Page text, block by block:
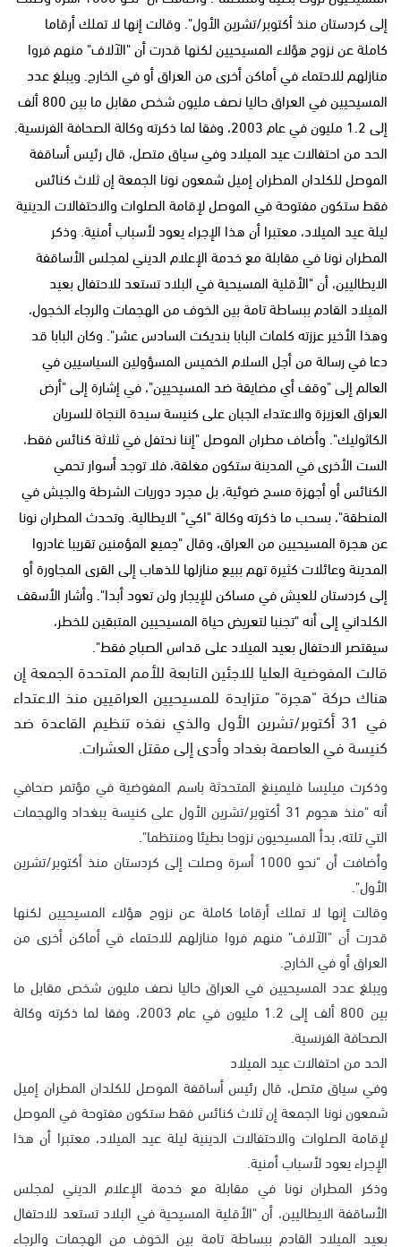
إلى كردستان منذ أكتوبر/تشرين الأول". وقالت إنها لا تملك أرقاما
كاملة عن نزوح هؤلاء المسيحيين لكنها قدرت أن "الآلاف" منهم فروا
منازلهم للاحتماء في أماكن أخرى من العراق أو في الخارج. ويبلغ عدد
المسيحيين في العراق حاليا نصف مليون شخص مقابل ما بين 800 ألف
إلى 1.2 مليون في عام 2003، وفقا لما ذكرته وكالة الصحافة الفرنسية.
الحد من احتفالات عيد الميلاد وفي سياق متصل، قال رئيس أساقفة
الموصل للكلدان المطران إميل شمعون نونا الجمعة إن ثلاث كنائس
فقط ستكون مفتوحة في الموصل لإقامة الصلوات والاحتفالات الدينية
ليلة عيد الميلاد، معتبرا أن هذا الإجراء يعود لأسباب أمنية. وذكر
المطران نونا في مقابلة مع خدمة الإعلام الديني لمجلس الأساقفة
الايطاليين، أن "الأقلية المسيحية في البلاد تستعد للاحتفال بعيد
الميلاد القادم ببساطة تامة بين الخوف من الهجمات والرجاء الخجول،
وهذا الأخير عززته كلمات البابا بنديكت السادس عشر". وكان البابا قد
دعا في رسالة من أجل السلام الخميس المسؤولين السياسيين في
العالم إلى "وقف أي مضايقة ضد المسيحيين"، في إشارة إلى "أرض
العراق العزيزة والاعتداء الجبان على كنيسة سيدة النجاة للسريان
الكاثوليك". وأضاف مطران الموصل "إننا نحتفل في ثلاثة كنائس فقط،
الست الأخرى في المدينة ستكون مغلقة، فلا توجد أسوار تحمي
الكنائس أو أجهزة مسح ضوئية، بل مجرد دوريات الشرطة والجيش في
المنطقة"، بسحب ما ذكرته وكالة "اكي" الايطالية. وتحدث المطران نونا
عن هجرة المسيحيين من العراق، وقال "جميع المؤمنين تقريبا غادروا
المدينة وعائلات كثيرة تهم ببيع منازلها للذهاب إلى القرى المجاورة أو
إلى كردستان للعيش في مساكن للإيجار ولن تعود أبدا". وأشار الأسقف
الكلداني إلى أنه "تجنبا لتعريض حياة المسيحيين المتبقين للخطر،
سيقتصر الاحتفال بعيد الميلاد على قداس الصباح فقط".
قالت المفوضية العليا للاجئين التابعة للأمم المتحدة الجمعة إن
هناك حركة "هجرة" متزايدة للمسيحيين العراقيين منذ الاعتداء
في 31 أكتوبر/تشرين الأول والذي نفذه تنظيم القاعدة ضد
كنيسة في العاصمة بغداد وأدى إلى مقتل العشرات.
وذكرت ميليسا فليمينغ المتحدثة باسم المفوضية في مؤتمر صحافي
أنه "منذ هجوم 31 أكتوبر/تشرين الأول على كنيسة ببغداد والهجمات
التي تلته، بدأ المسيحيون نزوحا بطيئا ومنتظما".
وأضافت أن "نحو 1000 أسرة وصلت إلى كردستان منذ أكتوبر/تشرين
الأول".
وقالت إنها لا تملك أرقاما كاملة عن نزوح هؤلاء المسيحيين لكنها
قدرت أن "الآلاف" منهم فروا منازلهم للاحتماء في أماكن أخرى من
العراق أو في الخارج.
ويبلغ عدد المسيحيين في العراق حاليا نصف مليون شخص مقابل ما
بين 800 ألف إلى 1.2 مليون في عام 2003، وفقا لما ذكرته وكالة
الصحافة الفرنسية.
الحد من احتفالات عيد الميلاد
وفي سياق متصل، قال رئيس أساقفة الموصل للكلدان المطران إميل
شمعون نونا الجمعة إن ثلاث كنائس فقط ستكون مفتوحة في الموصل
لإقامة الصلوات والاحتفالات الدينية ليلة عيد الميلاد، معتبرا أن هذا
الإجراء يعود لأسباب أمنية.
وذكر المطران نونا في مقابلة مع خدمة الإعلام الديني لمجلس
الأساقفة الايطاليين، أن "الأقلية المسيحية في البلاد تستعد للاحتفال
بعيد الميلاد القادم ببساطة تامة بين الخوف من الهجمات والرجاء